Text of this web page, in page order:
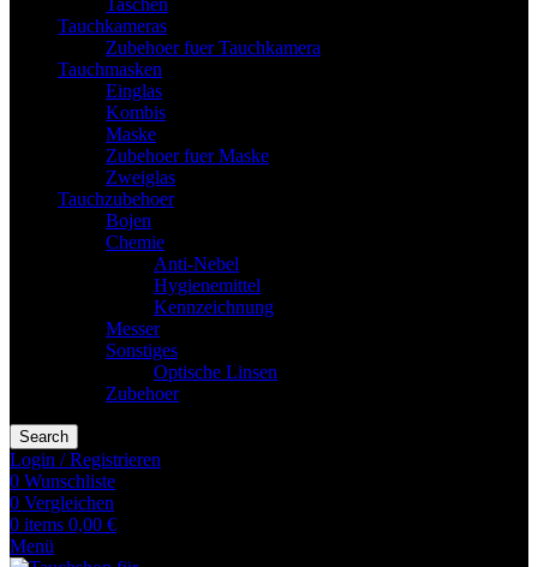
Taschen
Tauchkameras
Zubehoer fuer Tauchkamera
Tauchmasken
Einglas
Kombis
Maske
Zubehoer fuer Maske
Zweiglas
Tauchzubehoer
Bojen
Chemie
Anti-Nebel
Hygienemittel
Kennzeichnung
Messer
Sonstiges
Optische Linsen
Zubehoer
Search
Login / Registrieren
0 Wunschliste
0 Vergleichen
0 items 0,00 €
Menü